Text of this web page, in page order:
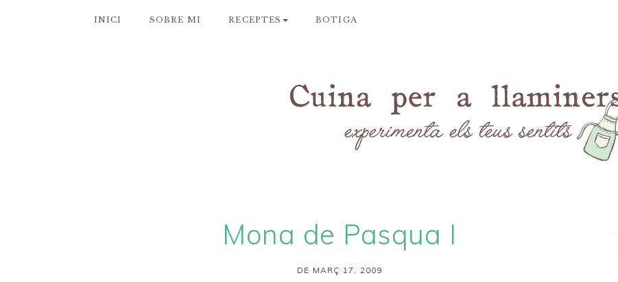
INICI SOBRE MI RECEPTES BOTIGA
Mona de Pasqua I
DE MARÇ 17, 2009